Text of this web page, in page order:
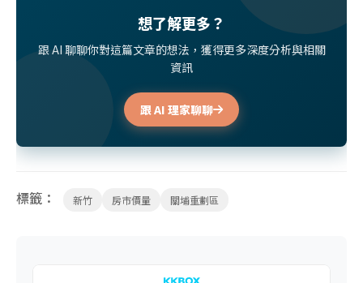
想了解更多？
跟 AI 聊聊你對這篇文章的想法，獲得更多深度分析與相關
資訊
跟 AI 理家聊聊
標籤： 新竹 房市價量 關埔重劃區